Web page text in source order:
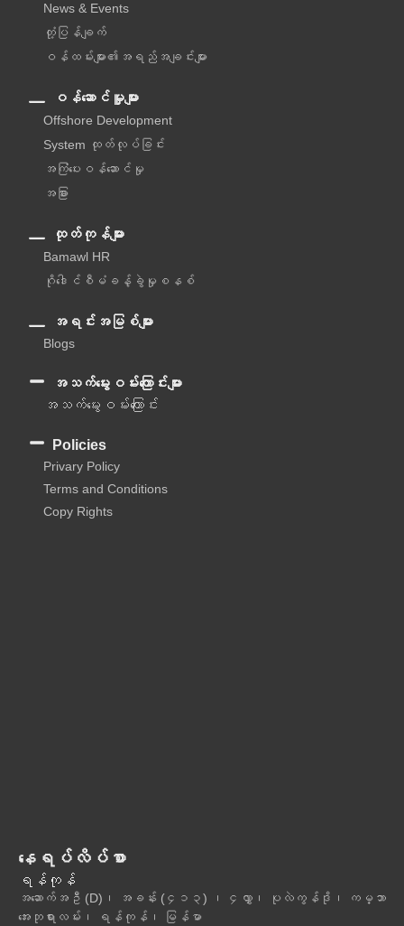
News & Events
တုံ့ပြန်ချက်
ဝန်ထမ်းများ၏အရည်အချင်းများ
ဝန်ဆောင်မှူများ
Offshore Development
System ထုတ်လုပ်ခြင်း
အကြံပေးဝန်ဆောင်မှု‌
အခြား
ထုတ်ကုန်များ
Bamawl HR
ဂိုဒေါင်စီမံခန့်ခွဲမှုစနစ်
အရင်းအမြစ်များ
Blogs
အသက်မွေးဝမ်းကြောင်းများ
အသက်မွေးဝမ်းကြောင်း
Policies
Privary Policy
Terms and Conditions
Copy Rights
နေရပ်လိပ်စာ
ရန်ကုန်
အဆောက်အဦ (D)၊ အခန်း (၄၁၃) ၊ ၄လွှာ၊ ပုလဲကွန်ဒို၊ ကမ္ဘာ
အေးဘုရားလမ်း၊ ရန်ကုန်၊ မြန်မာ